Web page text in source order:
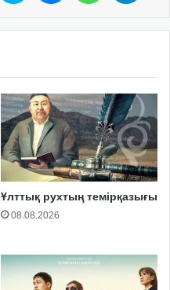
Ұлттық рухтың темірқазығы
08.08.2026